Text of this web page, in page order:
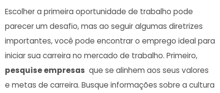
Escolher a primeira oportunidade⁤ de trabalho ‍pode
parecer um ‍desafio,‍ mas ao seguir algumas diretrizes‍
importantes, ​você pode encontrar o emprego ideal ⁤para
iniciar sua carreira no mercado‍ de trabalho. ‍Primeiro,
pesquise empresas ‌ que se alinhem aos seus valores
e metas de carreira. Busque ​informações sobre a cultura